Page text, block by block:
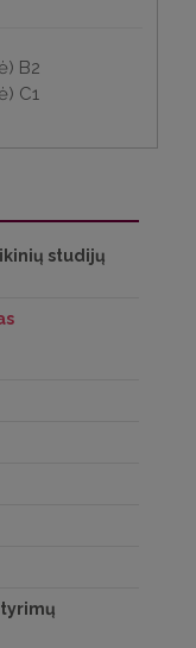
B2
С1
studijų